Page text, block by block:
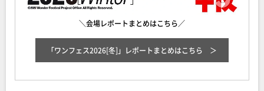
＼会場レポートまとめはこちら／
「ワンフェス2026[冬]」レポートまとめはこちら